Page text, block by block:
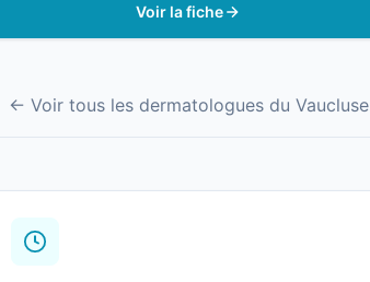
Voir la fiche
← Voir tous les dermatologues du Vaucluse